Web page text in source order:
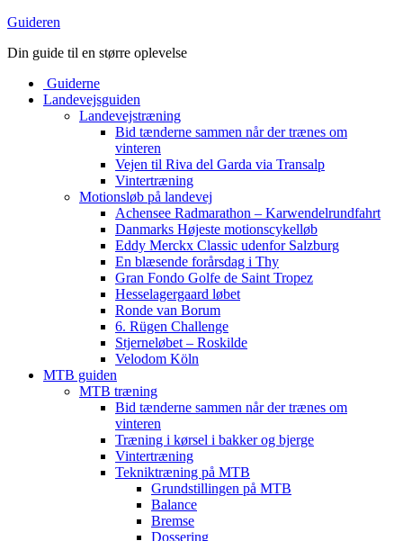
Guideren
Din guide til en større oplevelse
Guiderne
Landevejsguiden
Landevejstræning
Bid tænderne sammen når der trænes om
vinteren
Vejen til Riva del Garda via Transalp
Vintertræning
Motionsløb på landevej
Achensee Radmarathon – Karwendelrundfahrt
Danmarks Højeste motionscykelløb
Eddy Merckx Classic udenfor Salzburg
En blæsende forårsdag i Thy
Gran Fondo Golfe de Saint Tropez
Hesselagergaard løbet
Ronde van Borum
6. Rügen Challenge
Stjerneløbet – Roskilde
Velodom Köln
MTB guiden
MTB træning
Bid tænderne sammen når der trænes om
vinteren
Træning i kørsel i bakker og bjerge
Vintertræning
Tekniktræning på MTB
Grundstillingen på MTB
Balance
Bremse
Dossering